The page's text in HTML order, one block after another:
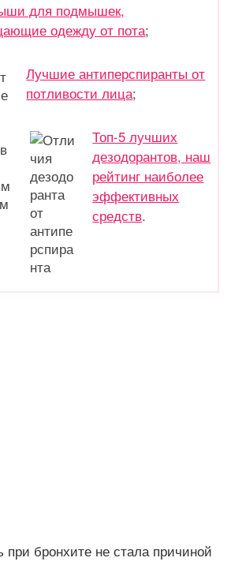
для подмышек,
одежду от пота;
Лучшие антиперспиранты от
потливости лица;
Топ-5 лучших
дезодорантов, наш
рейтинг наиболее
эффективных
средств.
при бронхите не стала причиной